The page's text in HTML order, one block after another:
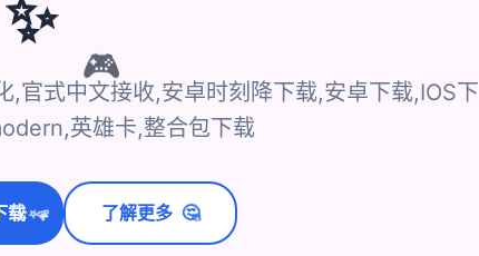
🎮
✨
,官式中文接收,安卓时刻降下载,安卓下载,IOS下
英雄卡,整合包下载
载
✨⭐
💫 了解更多 🤔